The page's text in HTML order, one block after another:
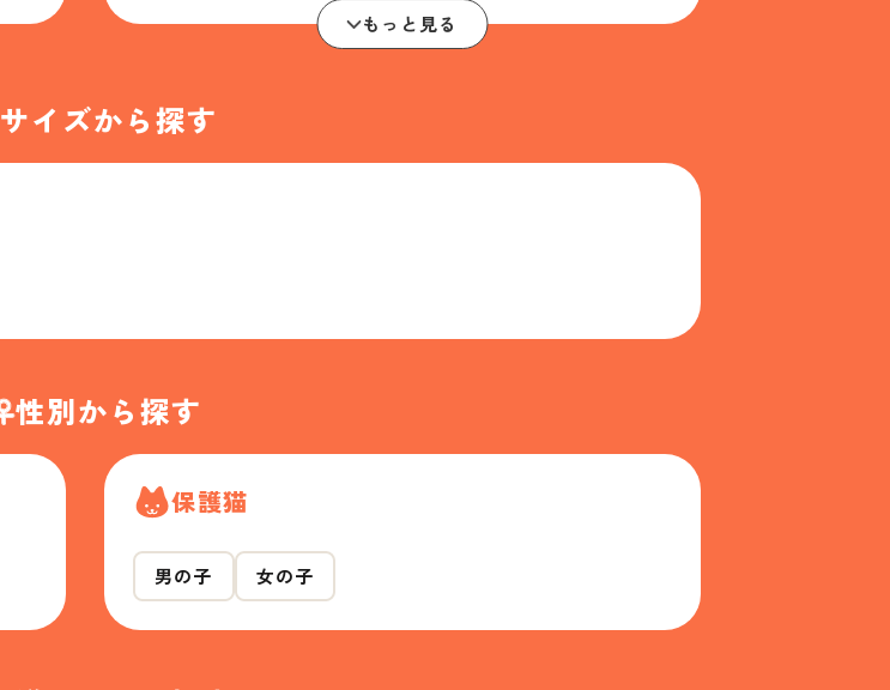
もっと見る
サイズから探す
性別から探す
保護猫
男の子 女の子